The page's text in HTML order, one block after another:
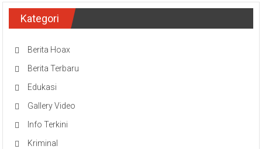
Kategori
Berita Hoax
Berita Terbaru
Edukasi
Gallery Video
Info Terkini
Kriminal